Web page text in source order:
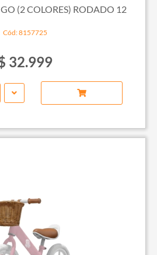
(2 COLORES) RODADO 12
Cód: 8157725
32.999